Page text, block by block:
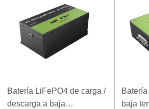
Batería LiFePO4 de carga /
descarga a baja
baja